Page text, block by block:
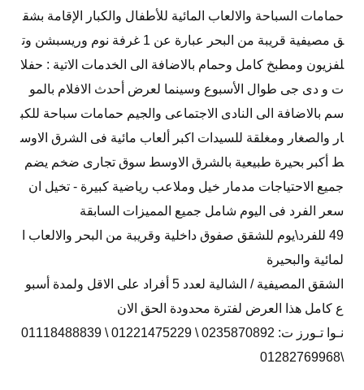
حمامات السباحة والالعاب المائية للأطفال والكبار الإقامة بشق
ق مصيفية قريبة من البحر عبارة عن 1 غرفة نوم وريسبشن وت
لفزيون ومطبخ كامل وحمام بالاضافة الى الخدمات الاتية : حفلا
ت و دى جى طوال الأسبوع وسينما لعرض أحدث الافلام بالمو
سم بالاضافة الى النادى الاجتماعى والجيم حمامات سباحة للكب
ار والصغار ومغلقة للسيدات اكبر ألعاب مائية فى الشرق الاوس
ط أكبر بحيرة طبيعية بالشرق الاوسط سوق تجارى ضخم يضم
جميع الاحتياجات مدمار خيل وملاعب رياضية كبيرة - تخيل ان
سعر الفرد فى اليوم شامل جميع المميزات السابقة
49 للفرد\يوم للشقق صفوق داخلية وقريبة من البحر والالعاب ا
لمائية والبحيرة
الشقق المصيفية / الشالية لعدد 5 أفراد على الاقل ولمدة أسبو
ع كامل هذا العرض لفترة محدودة الحق الان
نـوا تـورز ت: 0235870892 \ 01221475229 \ 01118488839
\01282769968